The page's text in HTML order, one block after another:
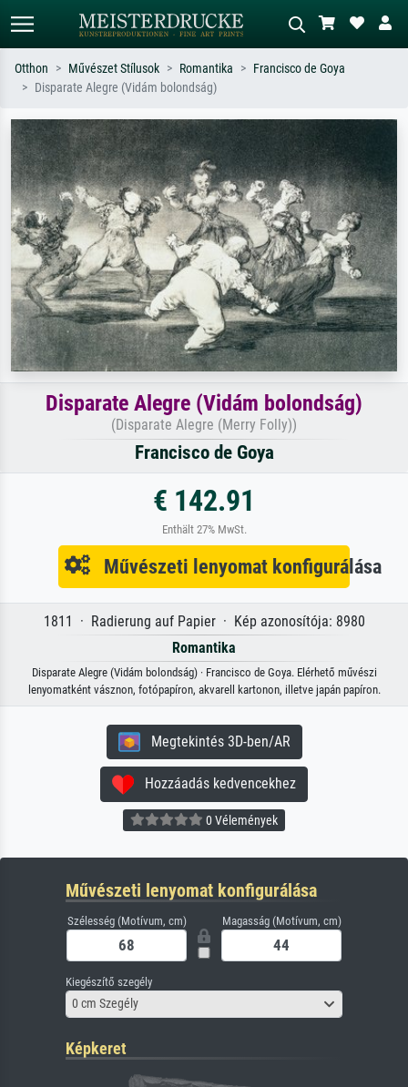
Keressen művész, műcím vagy stílus
szerint – pl. Monet, Csillagos éj,
impresszionizmus, Hokusai-hullám,
akt.
Írja le a jelenetet – pl. zöld rét, sok
piros absztrakt, sötét olajkép, álló akt
egy fa mellett.
Otthon Művészet Stílusok Romantika
Francisco de Goya
Disparate Alegre (Vidám bolondság)
Disparate Alegre (Vidám bolondság)
(Disparate Alegre (Merry Folly))
Francisco de Goya
€ 142.91
Enthält 27% MwSt.
Művészeti lenyomat konfigurálása
1811 · Radierung auf Papier · Kép azonosítója: 8980
Romantika
Disparate Alegre (Vidám bolondság) · Francisco de Goya. Elérhető művészi
lenyomatként vásznon, fotópapíron, akvarell kartonon, illetve japán papíron.
Megtekintés 3D-ben/AR
Hozzáadás kedvencekhez
0 Vélemények
Művészeti lenyomat konfigurálása
Szélesség (Motívum, cm) Magasság (Motívum, cm)
Kiegészítő szegély
0 cm Szegély
Képkeret